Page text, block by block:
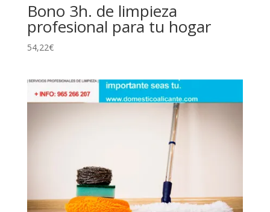
Bono 3h. de limpieza
profesional para tu hogar
54,22€